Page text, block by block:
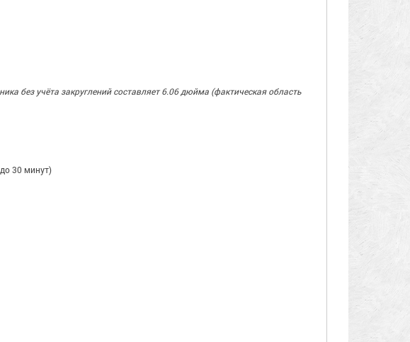
без учёта закруглений составляет 6.06 дюйма (фактическая область
30 минут)